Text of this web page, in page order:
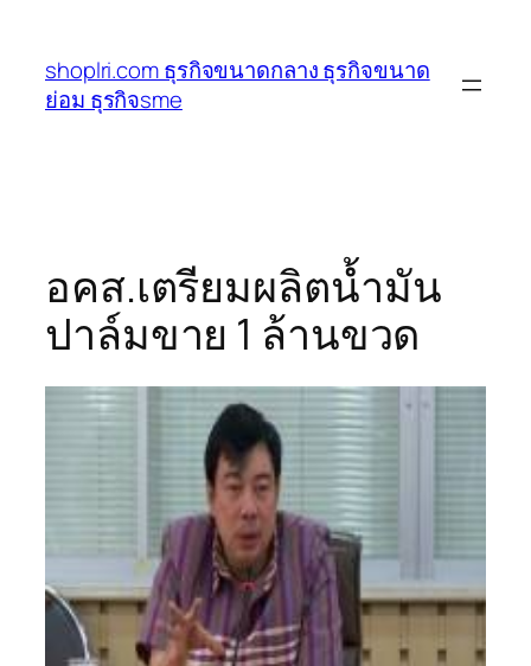
เนื้อหา
shoplri.com ธุรกิจขนาดกลาง ธุรกิจขนาด
ย่อม ธุรกิจsme
อคส.เตรียมผลิตน้ำมัน
ปาล์มขาย 1 ล้านขวด